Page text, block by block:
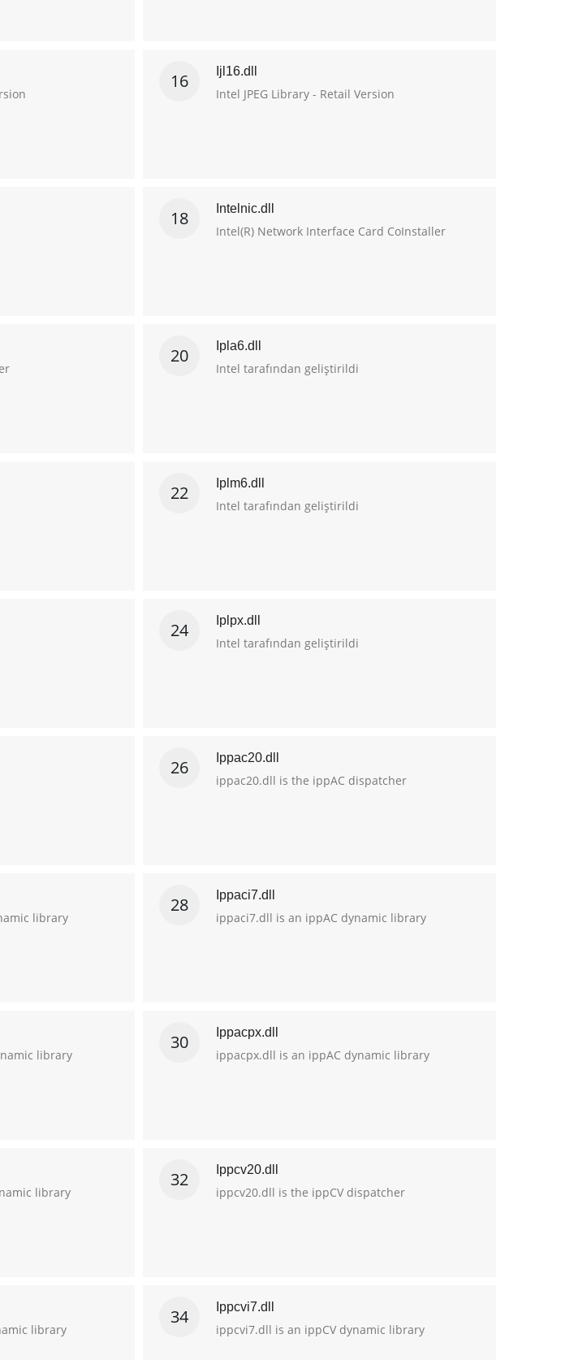
16 Ijl16.dll
Intel JPEG Library - Retail Version
18 Intelnic.dll
Intel(R) Network Interface Card CoInstaller
20 Ipla6.dll
Intel tarafından geliştirildi
22 Iplm6.dll
Intel tarafından geliştirildi
24 Iplpx.dll
Intel tarafından geliştirildi
26 Ippac20.dll
ippac20.dll is the ippAC dispatcher
library
28 Ippaci7.dll
ippaci7.dll is an ippAC dynamic library
library
30 Ippacpx.dll
ippacpx.dll is an ippAC dynamic library
library
32 Ippcv20.dll
ippcv20.dll is the ippCV dispatcher
library
34 Ippcvi7.dll
ippcvi7.dll is an ippCV dynamic library